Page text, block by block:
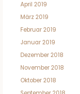
April 2019
März 2019
Februar 2019
Januar 2019
Dezember 2018
November 2018
Oktober 2018